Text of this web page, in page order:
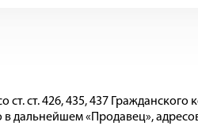
ст. ст. 426, 435, 437
дальнейшем «Продавец»,